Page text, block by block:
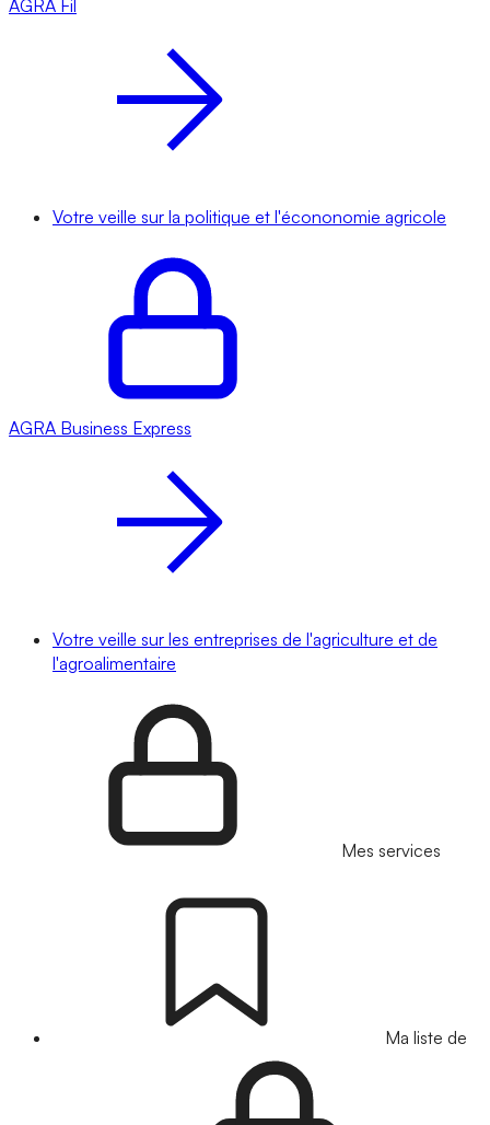
AGRA Fil
Votre veille sur la politique et l'écononomie agricole
AGRA Business Express
Votre veille sur les entreprises de l'agriculture et de
l'agroalimentaire
Mes services
Ma liste de